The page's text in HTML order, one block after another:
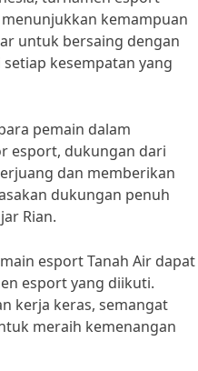
kemampuan
untuk bersaing dengan
kesempatan yang
pemain dalam
esport, dukungan dari
dan memberikan
dukungan penuh
Rian.
esport Tanah Air dapat
esport yang diikuti.
kerja keras, semangat
meraih kemenangan